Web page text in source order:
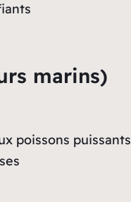
marins)
poissons puissants